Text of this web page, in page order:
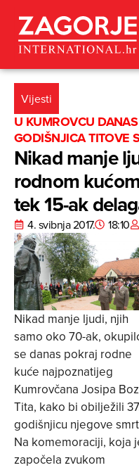
Vijesti
U KUMROVCU
GODIŠNJICA TITOVE
Nikad manje
rodnom
tek 15-ak
4. svibnja 2017. 18:10
Nikad manje ljudi, njih
samo oko 70-ak,
se danas pokraj rodne
kuće najpoznatijeg
Kumrovčana Josipa
Tita, kako bi obilježili
godišnjicu njegove
Na komemoraciji, koja
započela zvukom